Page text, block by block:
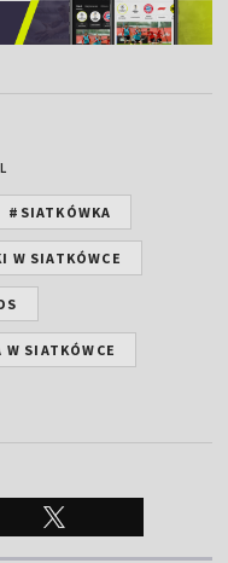
#SIATKÓWKA
W SIATKÓWCE
SIATKÓWCE